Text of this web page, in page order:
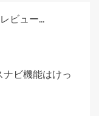
ビュー...
ビ機能はけっ